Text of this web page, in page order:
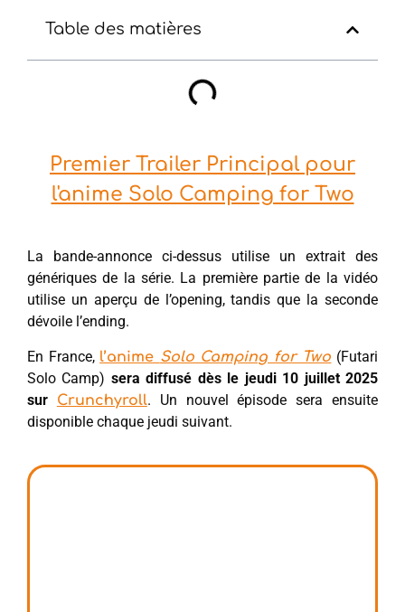
Table des matières
Premier Trailer Principal pour
l'anime Solo Camping for Two
La bande-annonce ci-dessus utilise un extrait des
génériques de la série. La première partie de la vidéo
utilise un aperçu de l’opening, tandis que la seconde
dévoile l’ending.
En France, l’anime Solo Camping for Two (Futari
Solo Camp) sera diffusé dès le jeudi 10 juillet 2025
sur Crunchyroll. Un nouvel épisode sera ensuite
disponible chaque jeudi suivant.